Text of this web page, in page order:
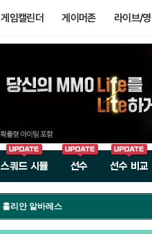
게임캘린더 게이머존 라이브/
스쿼드 시뮬 선수 선수 비교
훌리안 알바레스